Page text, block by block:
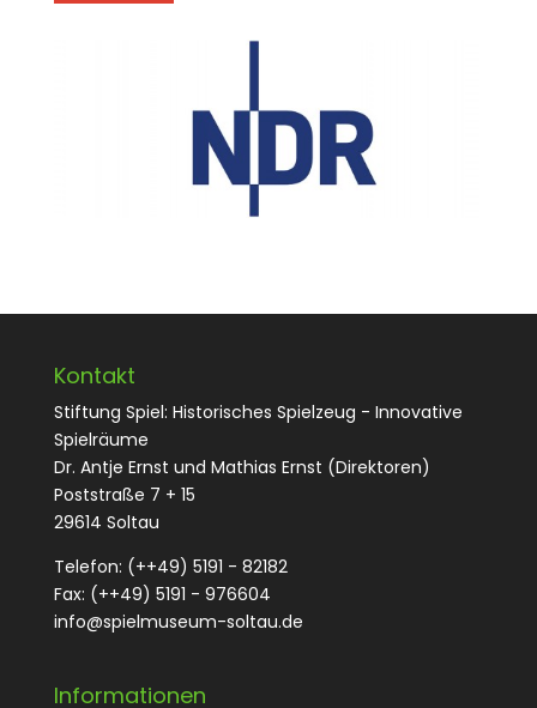
Kontakt
Stiftung Spiel: Historisches Spielzeug - Innovative
Spielräume
Dr. Antje Ernst und Mathias Ernst (Direktoren)
Poststraße 7 + 15
29614 Soltau
Telefon: (++49) 5191 - 82182
Fax: (++49) 5191 - 976604
info@spielmuseum-soltau.de
Informationen